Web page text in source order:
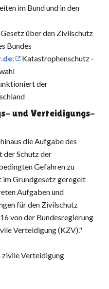
im Bund und in den
Gesetz über den Zivilschutz
Bundes
Katastrophenschutz -
der
und Verteidigungs­
die Aufgabe des
der Schutz der
Gefahren zu
Grundgesetz geregelt
Aufgaben und
für den Zivilschutz
von der Bundesregierung
Verteidigung (KZV)."
Verteidigung